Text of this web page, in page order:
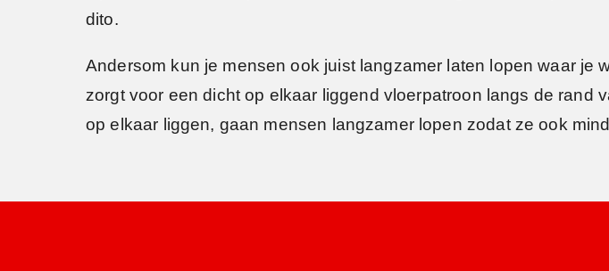
dito.
Andersom kun je mensen ook juist langzamer laten lopen waar je
zorgt voor een dicht op elkaar liggend vloerpatroon langs de rand
op elkaar liggen, gaan mensen langzamer lopen zodat ze ook